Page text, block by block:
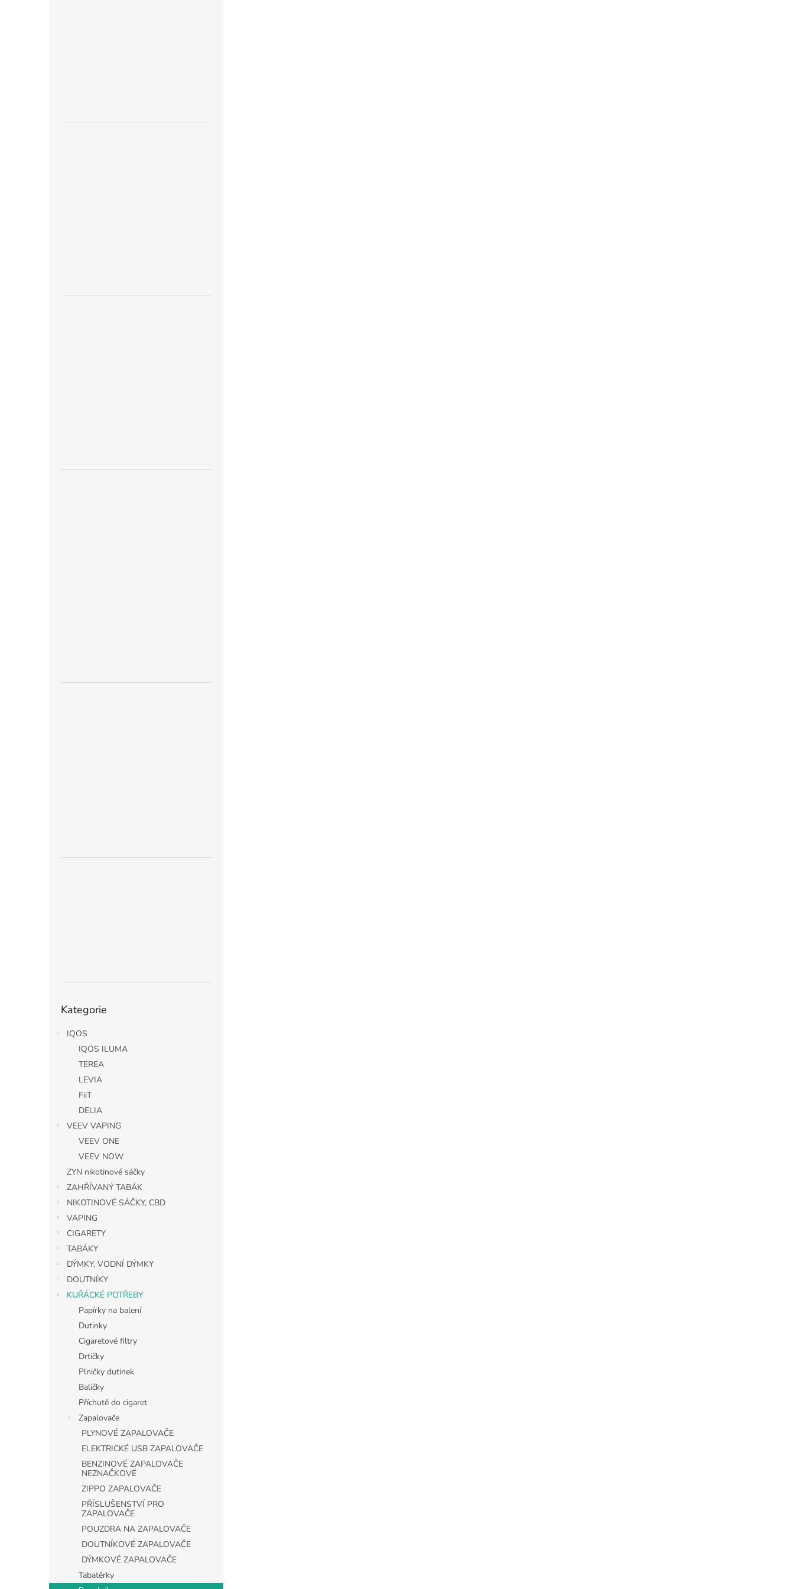
kategorie
Kategorie
IQOS
IQOS ILUMA
TEREA
LEVIA
FiiT
DELIA
VEEV VAPING
VEEV ONE
VEEV NOW
ZYN nikotinové sáčky
ZAHŘÍVANÝ TABÁK
NIKOTINOVÉ SÁČKY, CBD
VAPING
CIGARETY
TABÁKY
DÝMKY, VODNÍ DÝMKY
DOUTNÍKY
KUŘÁCKÉ POTŘEBY
Papírky na balení
Dutinky
Cigaretové filtry
Drtičky
Plničky dutinek
Baličky
Příchutě do cigaret
Zapalovače
PLYNOVÉ ZAPALOVAČE
ELEKTRICKÉ USB ZAPALOVAČE
BENZINOVÉ ZAPALOVAČE
NEZNAČKOVÉ
ZIPPO ZAPALOVAČE
PŘÍSLUŠENSTVÍ PRO
ZAPALOVAČE
POUZDRA NA ZAPALOVAČE
DOUTNÍKOVÉ ZAPALOVAČE
DÝMKOVÉ ZAPALOVAČE
Tabatěrky